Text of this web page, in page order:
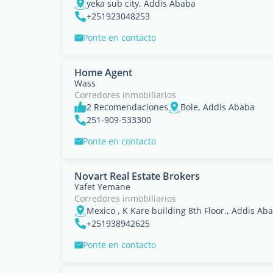
yeka sub city, Addis Ababa
+251923048253
Ponte en contacto
Home Agent
Wass
Corredores inmobiliarios
2 Recomendaciones
Bole, Addis Ababa
251-909-533300
Ponte en contacto
Novart Real Estate Brokers
Yafet Yemane
Corredores inmobiliarios
Mexico , K Kare building 8th Floor., Addis
+251938942625
Ponte en contacto